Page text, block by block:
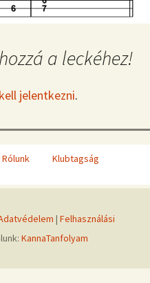
a leckéhez!
jelentkezni.
Rólunk Klubtagság
| Felhasználási
KannaTanfolyam